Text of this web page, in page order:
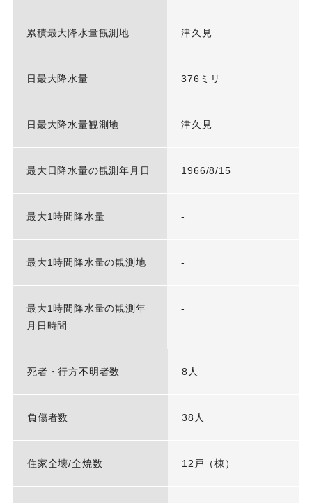
累積最大降水量観測地 津久見
日最大降水量 376ミリ
日最大降水量観測地 津久見
最大日降水量の観測年月日 1966/8/15
最大1時間降水量 -
最大1時間降水量の観測地 -
最大1時間降水量の観測年
月日時間
-
死者・行方不明者数 8人
負傷者数 38人
住家全壊/全焼数 12戸（棟）